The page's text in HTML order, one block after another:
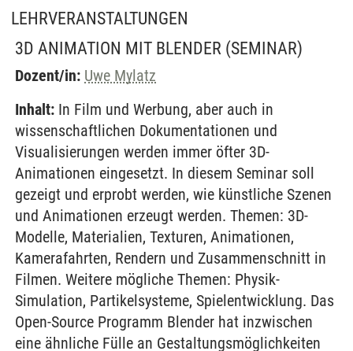
LEHRVERANSTALTUNGEN
3D ANIMATION MIT BLENDER (SEMINAR)
Dozent/in: Uwe Mylatz
Inhalt: In Film und Werbung, aber auch in
wissenschaftlichen Dokumentationen und
Visualisierungen werden immer öfter 3D-
Animationen eingesetzt. In diesem Seminar soll
gezeigt und erprobt werden, wie künstliche Szenen
und Animationen erzeugt werden. Themen: 3D-
Modelle, Materialien, Texturen, Animationen,
Kamerafahrten, Rendern und Zusammenschnitt in
Filmen. Weitere mögliche Themen: Physik-
Simulation, Partikelsysteme, Spielentwicklung. Das
Open-Source Programm Blender hat inzwischen
eine ähnliche Fülle an Gestaltungsmöglichkeiten